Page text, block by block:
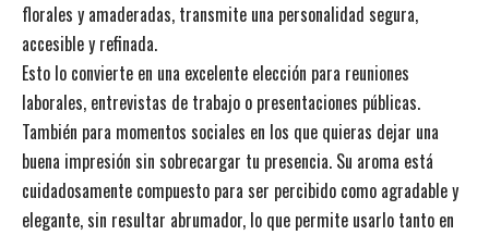
florales y amaderadas, transmite una personalidad segura,
accesible y refinada.
Esto lo convierte en una excelente elección para reuniones
laborales, entrevistas de trabajo o presentaciones públicas.
También para momentos sociales en los que quieras dejar una
buena impresión sin sobrecargar tu presencia. Su aroma está
cuidadosamente compuesto para ser percibido como agradable y
elegante, sin resultar abrumador, lo que permite usarlo tanto en